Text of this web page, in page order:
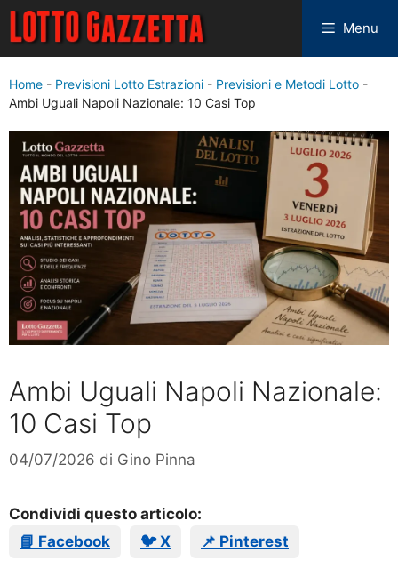
Menu
Home - Previsioni Lotto Estrazioni - Previsioni e Metodi Lotto -
Ambi Uguali Napoli Nazionale: 10 Casi Top
Ambi Uguali Napoli Nazionale:
10 Casi Top
04/07/2026 di Gino Pinna
Condividi questo articolo:
📘 Facebook
🐦 X 📌 Pinterest